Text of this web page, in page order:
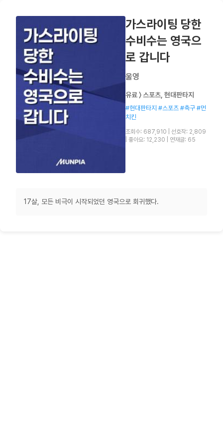
가스라이팅 당한
수비수는 영국으
로 갑니다
울영
유료 〉 스포츠, 현대판타지
#현대판타지 #스포츠 #축구 #먼
치킨
조회수: 687,910
선호작: 2,809
좋아요: 12,230 연재글: 65
17살, 모든 비극이 시작되었던 영국으로 회귀했다.